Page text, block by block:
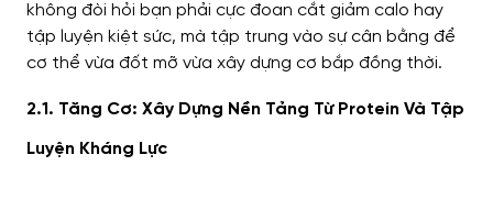
không đòi hỏi bạn phải cực đoan cắt giảm calo hay
tập luyện kiệt sức, mà tập trung vào sự cân bằng để
cơ thể vừa đốt mỡ vừa xây dựng cơ bắp đồng thời.
2.1. Tăng Cơ: Xây Dựng Nền Tảng Từ Protein Và Tập
Luyện Kháng Lực